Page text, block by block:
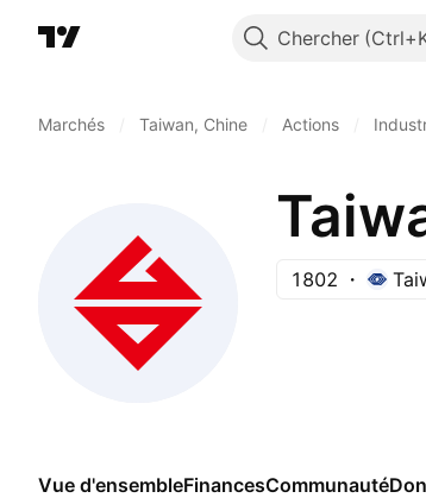
Chercher
Marchés Taiwan, Chine Actions
1802
Vue d'ensembleFinancesCommunauté